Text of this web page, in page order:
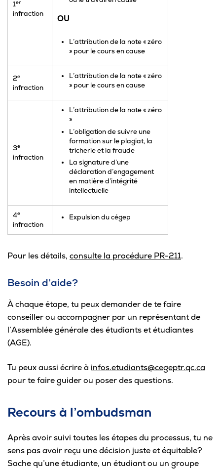
1er
infraction OU
L’attribution de la note « zéro
» pour le cours en cause
2e
infraction
L’attribution de la note « zéro
» pour le cours en cause
3e
infraction
L’attribution de la note « zéro
»
L’obligation de suivre une
formation sur le plagiat, la
tricherie et la fraude
La signature d’une
déclaration d’engagement
en matière d’intégrité
intellectuelle
4e
infraction
Expulsion du cégep
Pour les détails, consulte la procédure PR-211.
Besoin d’aide?
À chaque étape, tu peux demander de te faire
conseiller ou accompagner par un représentant de
l’Assemblée générale des étudiants et étudiantes
(AGE).
Tu peux aussi écrire à infos.etudiants@cegeptr.qc.ca
pour te faire guider ou poser des questions.
Recours à l’ombudsman
Après avoir suivi toutes les étapes du processus, tu ne
sens pas avoir reçu une décision juste et équitable?
Sache qu’une étudiante, un étudiant ou un groupe